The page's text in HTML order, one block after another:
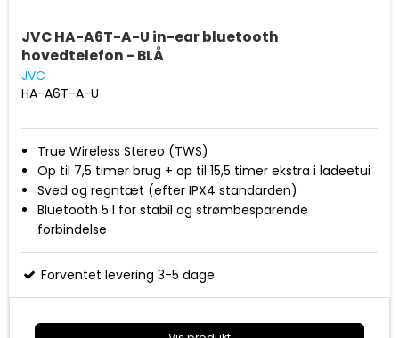
JVC HA-A6T-A-U in-ear bluetooth
hovedtelefon - BLÅ
JVC
HA-A6T-A-U
True Wireless Stereo (TWS)
Op til 7,5 timer brug + op til 15,5 timer ekstra i ladeetui
Sved og regntæt (efter IPX4 standarden)
Bluetooth 5.1 for stabil og strømbesparende
forbindelse
Indbygget mikrofon til håndfri taleopkald
3 lydindstillinger (Normal/bas/klar)
Ladeetui og silikone ørestykker i lille/mellem/stor
Forventet levering 3-5 dage